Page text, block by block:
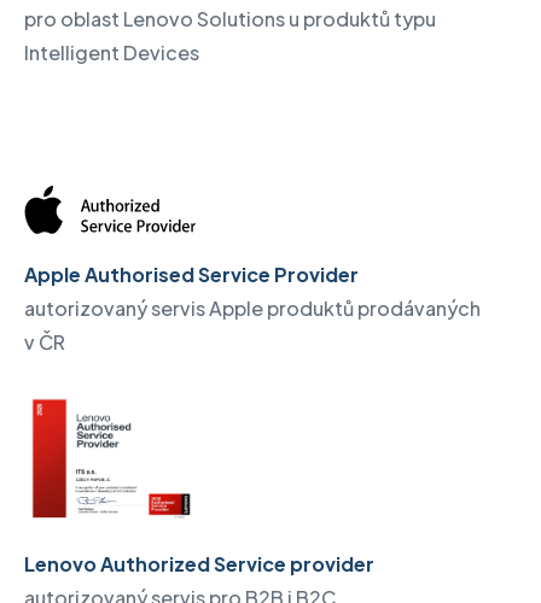
pro oblast Lenovo Solutions u produktů typu
Intelligent Devices
Apple Authorised Service Provider
autorizovaný servis Apple produktů prodávaných
v ČR
Lenovo Authorized Service provider